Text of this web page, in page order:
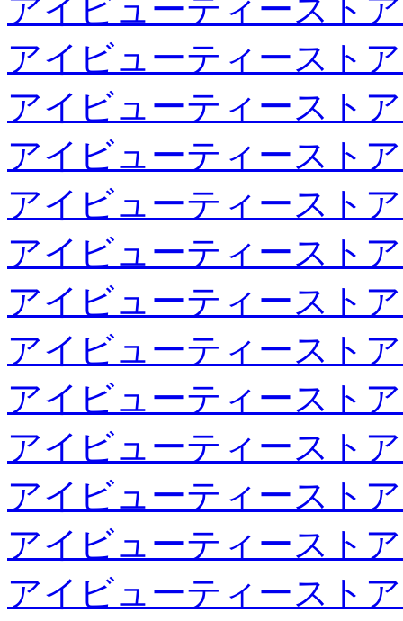
アイビューティースト
アイビューティースト
アイビューティースト
アイビューティースト
アイビューティースト
アイビューティースト
アイビューティースト
アイビューティースト
アイビューティースト
アイビューティースト
アイビューティースト
アイビューティースト
アイビューティースト